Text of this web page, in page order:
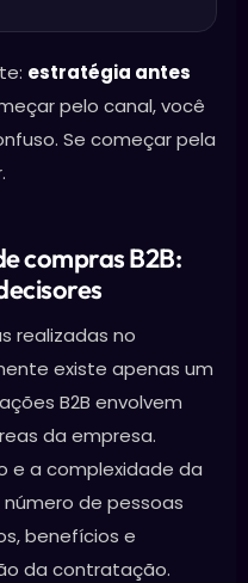
estratégia antes
pelo canal, você
Se começar pela
compras B2B:
realizadas no
existe apenas um
B2B envolvem
da empresa.
e a complexidade da
de pessoas
benefícios e
da contratação.